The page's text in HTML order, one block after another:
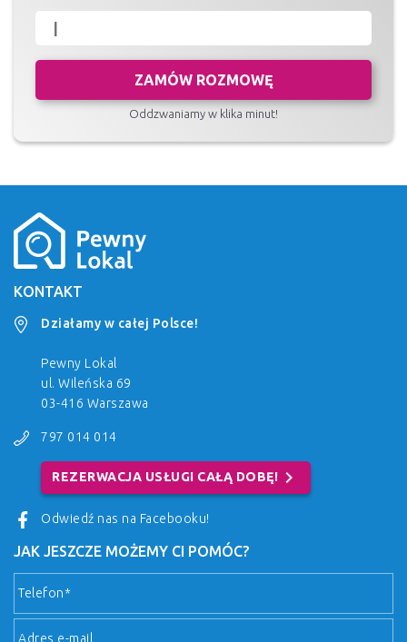
ZAMÓW ROZMOWĘ
Oddzwaniamy w klika minut!
KONTAKT
Działamy w całej Polsce!
Pewny Lokal
ul. Wileńska 69
03-416 Warszawa
797 014 014
REZERWACJA USŁUGI CAŁĄ DOBĘ! chevron_right
Odwiedź nas na Facebooku!
JAK JESZCZE MOŻEMY CI POMÓC?